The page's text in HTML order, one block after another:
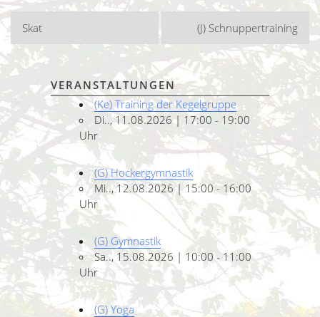
Beitragsnavigation
Skat (J) Schnuppertraining
VERANSTALTUNGEN
(Ke) Training der Kegelgruppe
Di.., 11.08.2026 | 17:00 - 19:00
Uhr
(G) Hockergymnastik
Mi.., 12.08.2026 | 15:00 - 16:00
Uhr
(G) Gymnastik
Sa.., 15.08.2026 | 10:00 - 11:00
Uhr
(G) Yoga